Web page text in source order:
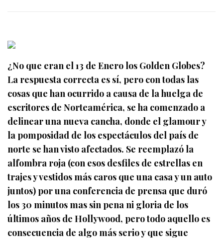
¿No que eran el 13 de Enero los Golden Globes?
La respuesta correcta es sí, pero con todas las
cosas que han ocurrido a causa de la huelga de
escritores de Norteamérica, se ha comenzado a
delinear una nueva cancha, donde el glamour y
la pomposidad de los espectáculos del país de
norte se han visto afectados. Se reemplazó la
alfombra roja (con esos desfiles de estrellas en
trajes y vestidos más caros que una casa y un auto
juntos) por una conferencia de prensa que duró
los 30 minutos mas sin pena ni gloria de los
últimos años de Hollywood, pero todo aquello es
consecuencia de algo más serio y que sigue